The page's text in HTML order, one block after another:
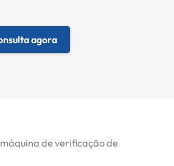
agora
máquina de verificação de